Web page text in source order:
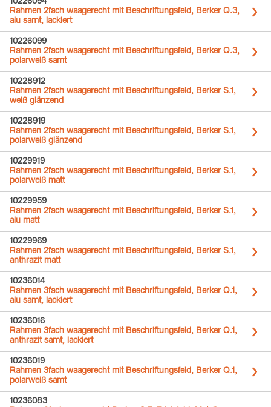
10226094
Rahmen 2fach waagerecht mit Beschriftungsfeld, Berker Q.3,
alu samt, lackiert
10226099
Rahmen 2fach waagerecht mit Beschriftungsfeld, Berker Q.3,
polarweiß samt
10228912
Rahmen 2fach waagerecht mit Beschriftungsfeld, Berker S.1,
weiß glänzend
10228919
Rahmen 2fach waagerecht mit Beschriftungsfeld, Berker S.1,
polarweiß glänzend
10229919
Rahmen 2fach waagerecht mit Beschriftungsfeld, Berker S.1,
polarweiß matt
10229959
Rahmen 2fach waagerecht mit Beschriftungsfeld, Berker S.1,
alu matt
10229969
Rahmen 2fach waagerecht mit Beschriftungsfeld, Berker S.1,
anthrazit matt
10236014
Rahmen 3fach waagerecht mit Beschriftungsfeld, Berker Q.1,
alu samt, lackiert
10236016
Rahmen 3fach waagerecht mit Beschriftungsfeld, Berker Q.1,
anthrazit samt, lackiert
10236019
Rahmen 3fach waagerecht mit Beschriftungsfeld, Berker Q.1,
polarweiß samt
10236083